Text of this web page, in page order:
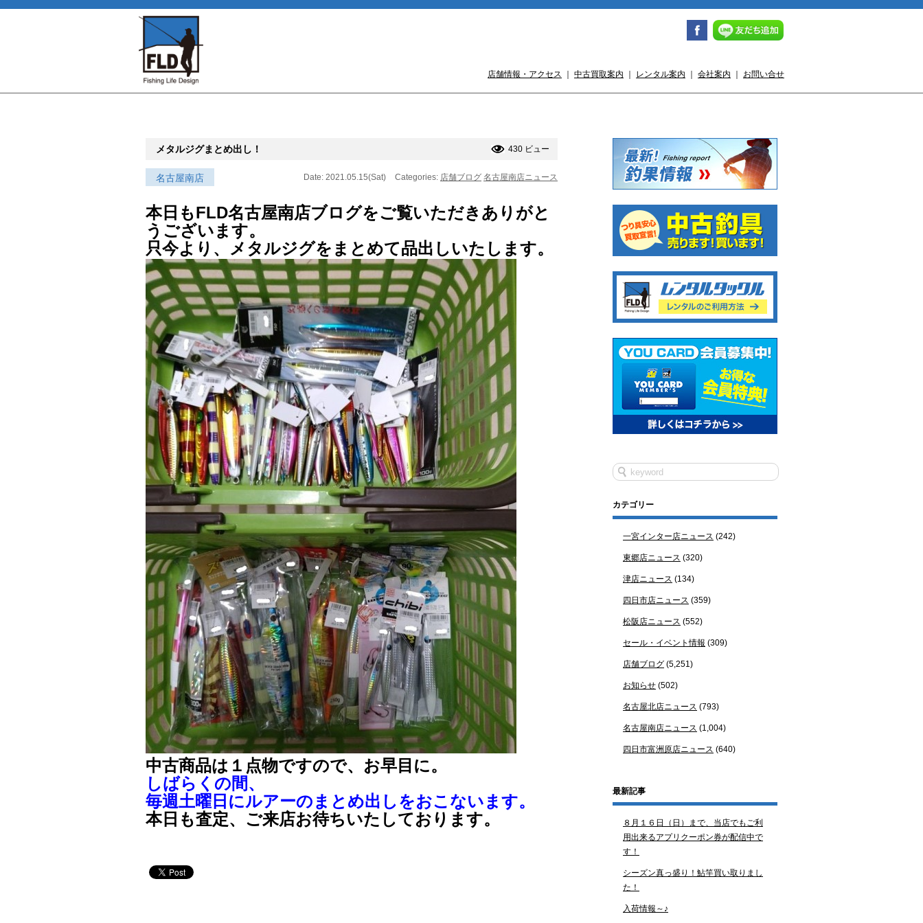
店舗情報・アクセス 中古買取案内 レンタル案内 会社案内 お問い合せ
メタルジグまとめ出し！ 430 ビュー
名古屋南店 Date: 2021.05.15(Sat) Categories: 店舗ブログ 名古屋南店ニュース
本日もFLD名古屋南店ブログをご覧いただきありがと
うございます。
只今より、メタルジグをまとめて品出しいたします。
中古商品は１点物ですので、お早目に。
しばらくの間、
毎週土曜日にルアーのまとめ出しをおこないます。
本日も査定、ご来店お待ちいたしております。
カテゴリー
一宮インター店ニュース (242)
東郷店ニュース (320)
津店ニュース (134)
四日市店ニュース (359)
松阪店ニュース (552)
セール・イベント情報 (309)
店舗ブログ (5,251)
お知らせ (502)
名古屋北店ニュース (793)
名古屋南店ニュース (1,004)
四日市富洲原店ニュース (640)
最新記事
８月１６日（日）まで、当店でもご利
用出来るアプリクーポン券が配信中で
す！
シーズン真っ盛り！鮎竿買い取りまし
た！
入荷情報～♪